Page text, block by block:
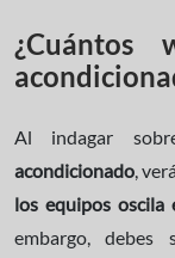
¿Cuántos
Al indagar
acondicionado,
los equipos
embargo,